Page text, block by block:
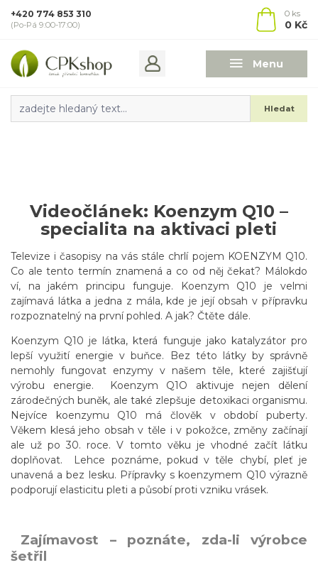
Menu
Hledat
+420 774 853 310
(Po-Pá 9:00-17:00)
0 ks
0 Kč
Videočlánek: Koenzym Q10 –
specialita na aktivaci pleti
Televize i časopisy na vás stále chrlí pojem KOENZYM Q10.
Co ale tento termín znamená a co od něj čekat? Málokdo
ví, na jakém principu funguje. Koenzym Q10 je velmi
zajímavá látka a jedna z mála, kde je její obsah v přípravku
rozpoznatelný na první pohled. A jak? Čtěte dále.
Koenzym Q10 je látka, která funguje jako katalyzátor pro
lepší využití energie v buňce. Bez této látky by správně
nemohly fungovat enzymy v našem těle, které zajišťují
výrobu energie. Koenzym Q1O aktivuje nejen dělení
zárodečných buněk, ale také zlepšuje detoxikaci organismu.
Nejvíce koenzymu Q10 má člověk v období puberty.
Věkem klesá jeho obsah v těle i v pokožce, změny začínají
ale už po 30. roce. V tomto věku je vhodné začít látku
doplňovat. Lehce poznáme, pokud v těle chybí, pleť je
unavená a bez lesku. Přípravky s koenzymem Q10 výrazně
podporují elasticitu pleti a působí proti vzniku vrásek.
Zajímavost – poznáte, zda-li výrobce
šetřil